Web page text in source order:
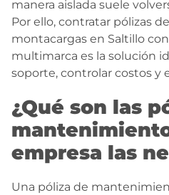
manera aislada suele
Por ello, contratar pólizas
montacargas en Saltillo
multimarca es la solución
soporte, controlar costos y
¿Qué son las
empresa las
Una póliza de